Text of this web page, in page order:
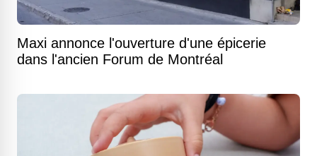
Maxi annonce l'ouverture d'une épicerie
dans l'ancien Forum de Montréal